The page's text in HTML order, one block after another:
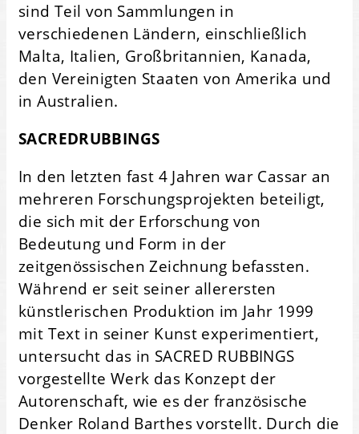
sind Teil von Sammlungen in
verschiedenen Ländern, einschließlich
Malta, Italien, Großbritannien, Kanada,
den Vereinigten Staaten von Amerika und
in Australien.
SACREDRUBBINGS
In den letzten fast 4 Jahren war Cassar an
mehreren Forschungsprojekten beteiligt,
die sich mit der Erforschung von
Bedeutung und Form in der
zeitgenössischen Zeichnung befassten.
Während er seit seiner allerersten
künstlerischen Produktion im Jahr 1999
mit Text in seiner Kunst experimentiert,
untersucht das in SACRED RUBBINGS
vorgestellte Werk das Konzept der
Autorenschaft, wie es der französische
Denker Roland Barthes vorstellt. Durch die